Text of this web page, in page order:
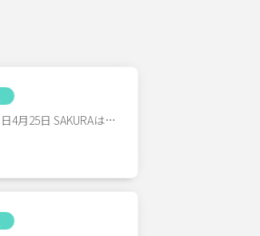
4月25日 SAKURAは…